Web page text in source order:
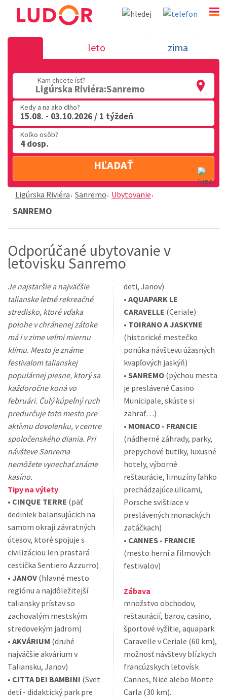
Sanremo - Ligúrska Riviéra
02 2063 3182
Po-Pia: 9.00 - 16.00
leto zima
Kam chcete ísť?
Ligúrska Riviéra:Sanremo
Kedy a na ako dlho?
15.08. - 03.10.2026 / 1 týždeň
Koľko osôb?
4 dosp.
HĽADAŤ
Ligúrska Riviéra Sanremo Ubytovanie
SANREMO
Odporúčané ubytovanie v
letovisku Sanremo
Je najstaršie a najväčšie
talianske letné rekreačné
stredisko, ktoré vďaka
polohe v chránenej zátoke
má i v zime veľmi miernu
klímu. Mesto je známe
festivalom talianskej
populárnej piesne, ktorý sa
každoročne koná vo
februári. Čulý kúpeľný ruch
predurčuje toto mesto pre
aktívnu dovolenku, v centre
spoločenského diania. Pri
návšteve Sanrema
nemôžete vynechať známe
kasíno.
Tipy na výlety
• CINQUE TERRE (päť
dediniek balansujúcich na
samom okraji závratných
útesov, ktoré spojuje s
civilizáciou len prastará
cestička Sentiero Azzurro)
• JANOV (hlavné mesto
regiónu a najdôležitejší
taliansky prístav so
zachovalým mestským
stredovekým jadrom)
• AKVÁRIUM (druhé
najväčšie akvárium v
Taliansku, Janov)
• CITTA DEI BAMBINI (Svet
detí - didaktický park pre
deti, Janov)
• AQUAPARK LE
CARAVELLE (Ceriale)
• TOIRANO A JASKYNE
(historické mestečko
ponúka návštevu úžasných
kvapľových jaskýň)
• SANREMO (pýchou mesta
je preslávené Casino
Municipale, skúste si
zahrať…)
• MONACO - FRANCIE
(nádherné záhrady, parky,
prepychové butiky, luxusné
hotely, výborné
reštaurácie, limuzíny ľahko
prechádzajúce ulicami,
Porsche svištiace v
preslávených monackých
zatáčkach)
• CANNES - FRANCIE
(mesto herní a filmových
festivalov)
Zábava
množstvo obchodov,
reštaurácií, barov, casino,
športové vyžitie, aquapark
Caravelle v Ceriale (60 km),
možnosť návštevy blízkych
francúzskych letovísk
Cannes, Nice alebo Monte
Carla (30 km).